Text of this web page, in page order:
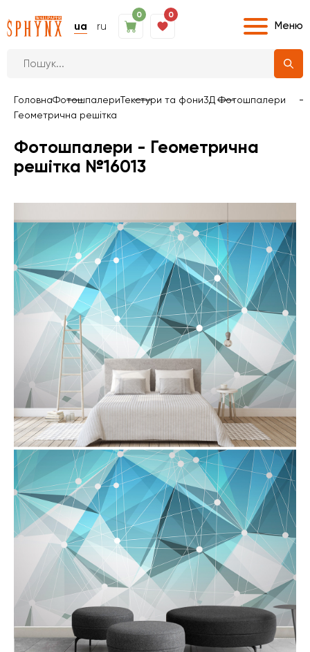
ua ru
0 0
Меню
ГоловнаФотошпалериТекстури та фони3Д Фотошпалери
Геометрична решітка
Фотошпалери - Геометрична
решітка №16013